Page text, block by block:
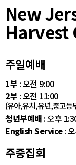
New
Harvest
주일예배
1부 : 오전 9:00
2부 : 오전 11:00
(유아,유치,유년,중고등
청년부예배 : 오후
English Service:
주중집회